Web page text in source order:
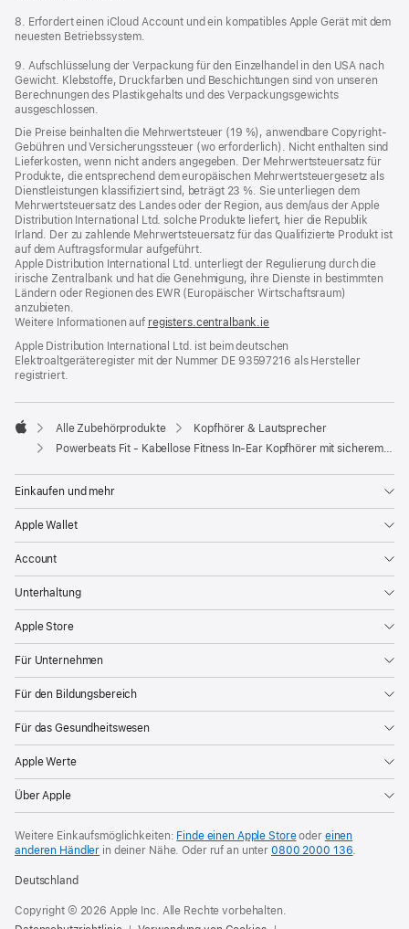
8. Erfordert einen iCloud Account und ein kompatibles Apple Gerät mit dem
neuesten Betriebssystem.
9. Aufschlüsselung der Verpackung für den Einzelhandel in den USA nach
Gewicht. Klebstoffe, Druckfarben und Beschichtungen sind von unseren
Berechnungen des Plastikgehalts und des Verpackungs­gewichts
ausgeschlossen.
Die Preise beinhalten die Mehrwertsteuer (19 %), anwendbare Copyright-
Gebühren und Versicherungssteuer (wo erforderlich). Nicht enthalten sind
Lieferkosten, wenn nicht anders angegeben. Der Mehrwertsteuersatz für
Produkte, die entsprechend dem europäischen Mehrwertsteuergesetz als
Dienstleistungen klassifiziert sind, beträgt 23 %. Sie unterliegen dem
Mehrwertsteuersatz des Landes oder der Region, aus dem/aus der Apple
Distribution International Ltd. solche Produkte liefert, hier die Republik
Irland. Der zu zahlende Mehrwertsteuersatz für das Qualifizierte Produkt ist
auf dem Auftragsformular aufgeführt.
Apple Distribution International Ltd. unterliegt der Regulierung durch die
irische Zentralbank und hat die Genehmigung, ihre Dienste in bestimmten
Ländern oder Regionen des EWR (Europäischer Wirtschaftsraum)
anzubieten.
Weitere Informationen auf registers.centralbank.ie
Apple Distribution International Ltd. ist beim deutschen
Elektroaltgeräteregister mit der Nummer DE 93597216 als Hersteller
registriert.
Apple
Alle Zubehörprodukte
Kopfhörer & Lautsprecher
Powerbeats Fit - Kabellose Fitness In-Ear Kopfhörer mit sicherem Sitz - Gravelgrau
Einkaufen und mehr
Apple Wallet
Account
Unterhaltung
Apple Store
Für Unternehmen
Für den Bildungsbereich
Für das Gesundheitswesen
Apple Werte
Über Apple
Weitere Einkaufsmöglichkeiten: Finde einen Apple Storeoder einen
anderen Händler in deiner Nähe. Oder ruf an unter0800 2000 136
Deutschland
Copyright © 2026 Apple Inc. Alle Rechte vorbehalten.